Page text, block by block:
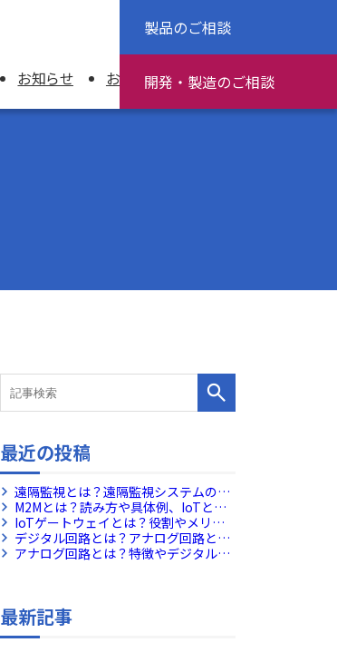
JP EN
お知らせ お役立ち情報 資料ダウンロード
製品のご相談
開発・製造のご相談
最近の投稿
遠隔監視とは？遠隔監視システムの仕
組みや活用メリットを解説
M2Mとは？読み方や具体例、IoTとの
違いを解説
IoTゲートウェイとは？役割やメリッ
トをわかりやすく解説！
デジタル回路とは？アナログ回路との
違いや活用例をわかりやすく解説！
アナログ回路とは？特徴やデジタル回
最新記事